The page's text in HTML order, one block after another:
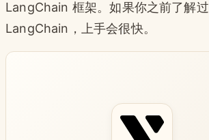
LangChain 框架。如果你之前了解过
LangChain，上手会很快。